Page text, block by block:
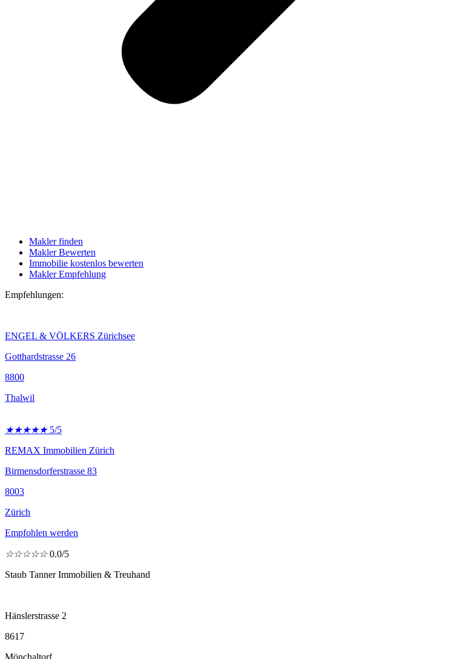
Makler finden
Makler Bewerten
Immobilie kostenlos bewerten
Makler Empfehlung
Empfehlungen:
ENGEL & VÖLKERS Zürichsee
Gotthardstrasse 26
8800
Thalwil
★★★★★ 5/5
REMAX Immobilien Zürich
Birmensdorferstrasse 83
8003
Zürich
Empfohlen werden
☆☆☆☆☆ 0.0/5
Staub Tanner Immobilien & Treuhand
Hänslerstrasse 2
8617
Mönchaltorf